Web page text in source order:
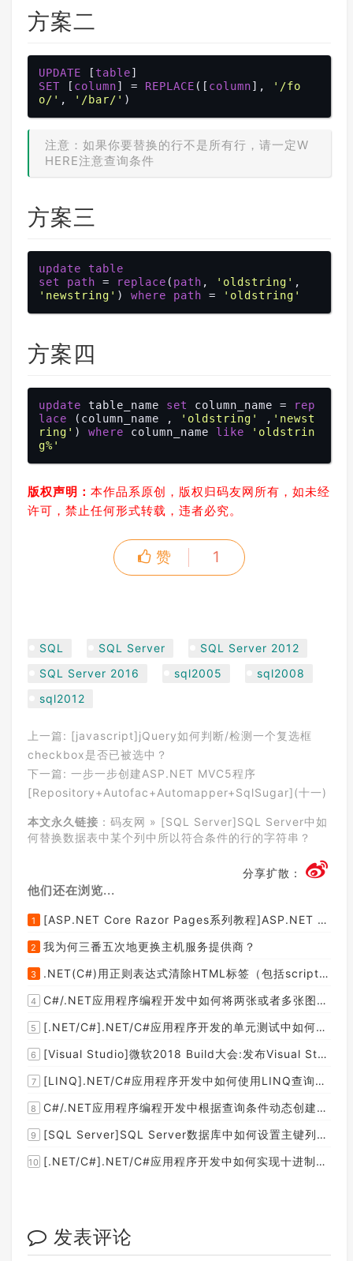
方案二
UPDATE [ table
SET [ column] = REPLACE ([ column],
'/fo
o/' , '/bar/'
注意：如果你要替换的行不是所有行，请一定W
HERE注意查询条件
方案三
update
table
set
path = replace ( path , 'oldstring'
'newstring' ) where path = 'oldstring'
方案四
update table_name set column_name =
rep
lace (column_name , 'oldstring' , 'newst
ring' ) where column_name like
'oldstrin
g%'
版权声明： 本作品系原创，版权归码友网所有，如未经
许可，禁止任何形式转载，违者必究。
赞 1
SQL SQL Server
SQL Server 2012
SQL Server 2016
sql2005
sql2008
sql2012
上一篇: [javascript]jQuery如何判断/检测一个复选框
checkbox是否已被选中？
下一篇: 一步一步创建ASP.NET MVC5程序
[Repository+Autofac+Automapper+SqlSugar](十一)
本文永久链接 ： 码友网 » [SQL Server]SQL Server中如
何替换数据表中某个列中所以符合条件的行的字符串？
分享扩散：
他们还在浏览...
1 [ASP.NET Core Razor Pages系列教程]ASP.NET Core Razor Pages中的PageModel(09)
2 我为何三番五次地更换主机服务提供商？
3 .NET(C#)用正则表达式清除HTML标签（包括script和style），保留纯本文
4 C#/.NET应用程序编程开发中如何将两张或者多张图片合并成一张图片？
5 [.NET/C#].NET/C#应用程序开发的单元测试中如何获取当前程序集所在的目录路径？
6 [Visual Studio]微软2018 Build大会:发布Visual Studio,Visual Stuido for Mac,.NET Core以及Xamarin.Forms的最新版本及更新
7 [LINQ].NET/C#应用程序开发中如何使用LINQ查询集合中元素的某个属性值在另外一个集合中存在的子集？
8 C#/.NET应用程序编程开发中根据查询条件动态创建LINQ的Where查询表达式的实现方案
9 [SQL Server]SQL Server数据库中如何设置主键列为自增列？
10 [.NET/C#].NET/C#应用程序开发中如何实现十进制数字和十六进制间的相互转换呢？
发表评论